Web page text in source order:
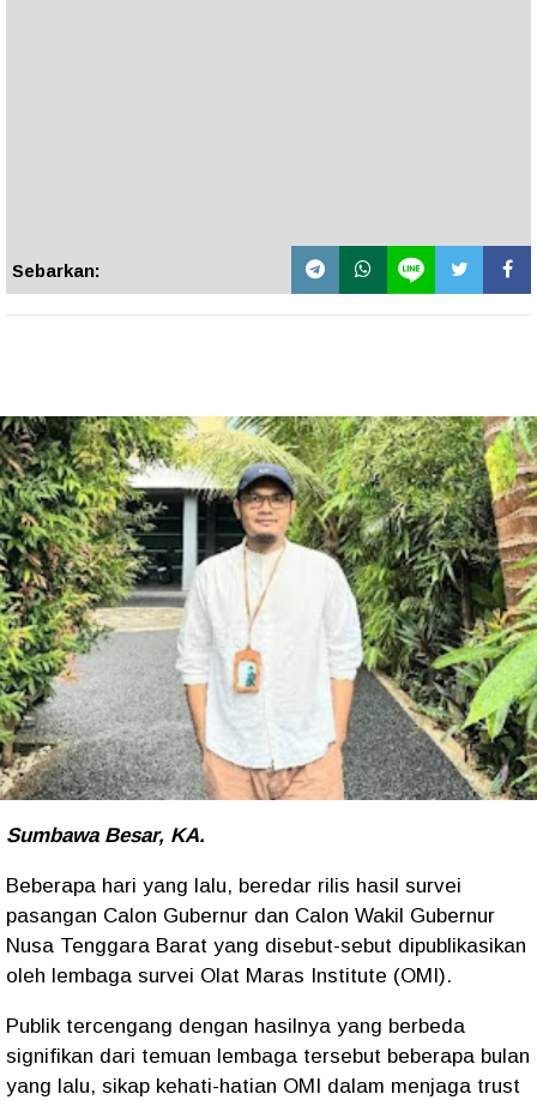
Sebarkan:
Sumbawa Besar, KA.
Beberapa hari yang lalu, beredar rilis hasil survei
pasangan Calon Gubernur dan Calon Wakil Gubernur
Nusa Tenggara Barat yang disebut-sebut dipublikasikan
oleh lembaga survei Olat Maras Institute (OMI).
Publik tercengang dengan hasilnya yang berbeda
signifikan dari temuan lembaga tersebut beberapa bulan
yang lalu, sikap kehati-hatian OMI dalam menjaga trust